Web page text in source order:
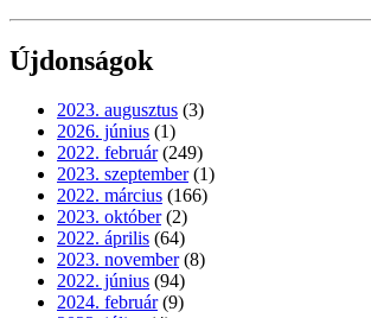
Újdonságok
2023. augusztus (3)
2026. június (1)
2022. február (249)
2023. szeptember (1)
2022. március (166)
2023. október (2)
2022. április (64)
2023. november (8)
2022. június (94)
2024. február (9)